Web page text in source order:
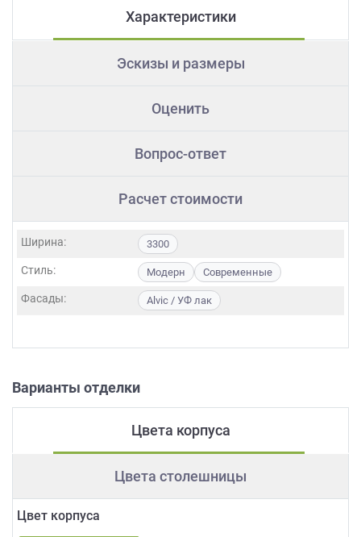
Характеристики
Эскизы и размеры
Оценить
Вопрос-ответ
Расчет стоимости
Ширина: 3300
Стиль: Модерн Современные
Фасады: Alvic / УФ лак
Варианты отделки
Цвета корпуса
Цвета столешницы
Цвет корпуса